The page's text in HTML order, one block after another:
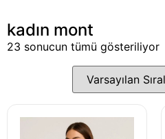
kadın mont
23 sonucun tümü gösteriliyor